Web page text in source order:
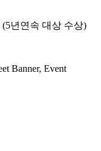
년연속 대상 수상)
Banner, Event